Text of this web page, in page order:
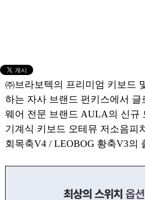
㈜브라보텍의 프리미엄 키보드
하는 자사 브랜드 펀키스에서 글
웨어 전문 브랜드 AULA의 신규
기계식 키보드 오테뮤 저소음피
회목축V4 / LEOBOG 황축V3의